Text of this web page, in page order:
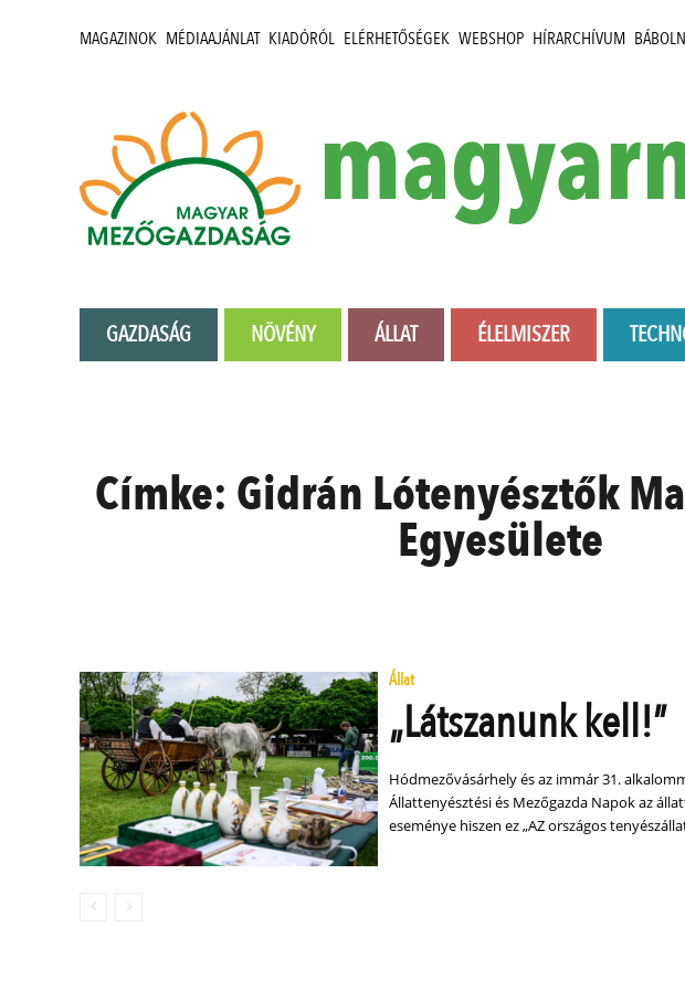
MAGAZINOK MÉDIAAJÁNLAT KIADÓRÓL ELÉRHETŐSÉGEK WEBSHOP HÍRARCHÍVUM
GAZDASÁG NÖVÉNY ÁLLAT ÉLELMISZER
Címke: Gidrán Lótenyésztők
Egyesülete
Állat
„Látszanunk kell!”
Hódmezővásárhely és az immár 31.
Állattenyésztési és Mezőgazda Napok az
eseménye hiszen ez „AZ országos